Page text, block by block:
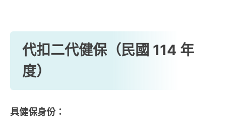
代扣二代健保（民國 114 年
度）
具健保身份：